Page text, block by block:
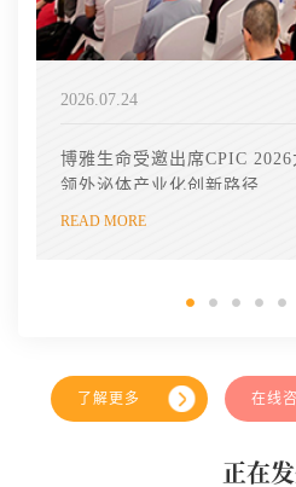
2026.07.24
博雅生命受邀出席CPIC 2026
领外泌体产业化创新路径
READ MORE
了解更多 在线
正在